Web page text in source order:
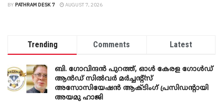
BY PATHRAM DESK 7 AUGUST 7, 2026
Trending Comments Latest
ബി. ​ഗോവിന്ദൻ പുറത്ത്, ഓൾ കേരള ഗോൾഡ്
ആൻഡ് സിൽവർ മർച്ചന്റ്സ്
അസോസിയേഷൻ ആക്ടിംഗ് പ്രസിഡന്റായി
അയമു ഹാജി